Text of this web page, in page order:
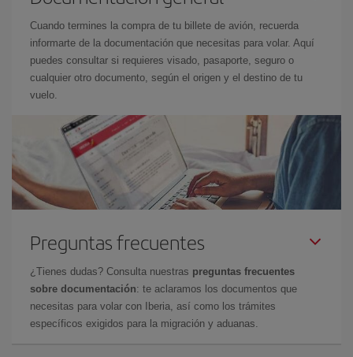
Cuando termines la compra de tu billete de avión, recuerda
informarte de la documentación que necesitas para volar. Aquí
puedes consultar si requieres visado, pasaporte, seguro o
cualquier otro documento, según el origen y el destino de tu
vuelo.
Preguntas frecuentes
¿Tienes dudas? Consulta nuestras preguntas frecuentes
sobre documentación: te aclaramos los documentos que
necesitas para volar con Iberia, así como los trámites
específicos exigidos para la migración y aduanas.